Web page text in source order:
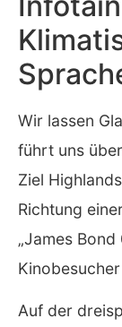
Wir lassen
führt uns
Ziel
Richtung
„James
Auf der